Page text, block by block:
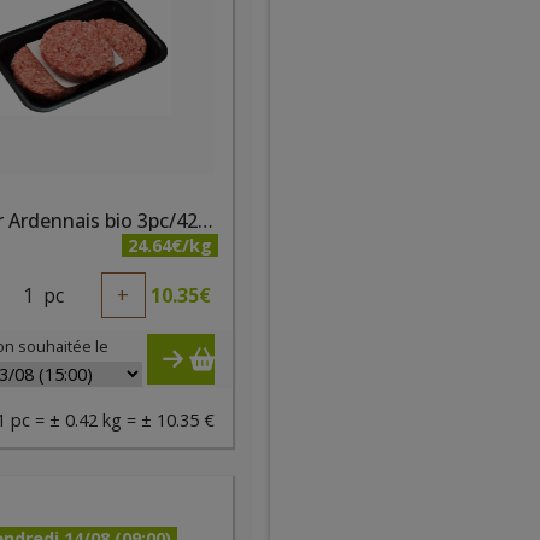
Burger Ardennais bio 3pc/420g - PQA
24.64€/kg
1 pc + 10.35€
souhaitée le
pc = ± 0.42 kg = ± 10.35 €